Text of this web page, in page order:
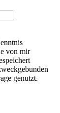
von mir
genutzt.